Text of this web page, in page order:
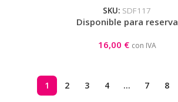
SKU: SDF117
Disponible para reserva
16,00 € con IVA
1 2 3 4 … 7 8